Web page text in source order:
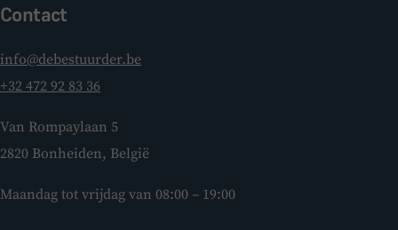
Contact
info@debestuurder.be
+32 472 92 83 36
Van Rompaylaan 5
2820 Bonheiden, België
Maandag tot vrijdag van 08:00 – 19:00